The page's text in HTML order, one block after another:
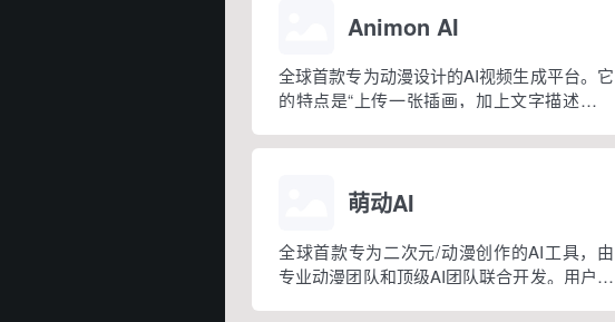
Animon AI
全球首款专为动漫设计的AI视频生成平台。它
的特点是“上传一张插画，加上文字描述，大
创作、做短片、画分镜或者做宣传视频这些场
萌动AI
全球首款专为二次元/动漫创作的AI工具，由
专业动漫团队和顶级AI团队联合开发。用户输